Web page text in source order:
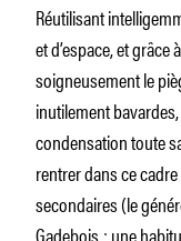
Réutilisant
et d’espace, et
soigneusement le
inutilement
condensation toute
rentrer dans ce
secondaires (le
Gadebois ; une